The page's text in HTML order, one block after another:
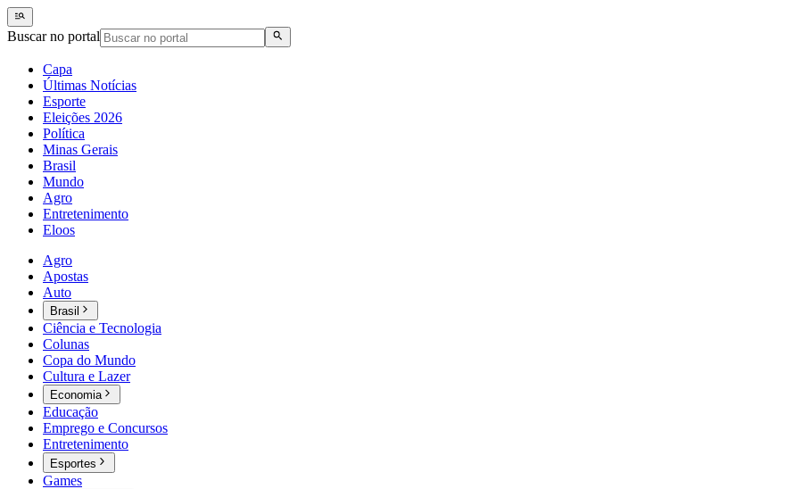
Buscar no portal
Capa
Últimas Notícias
Esporte
Eleições 2026
Política
Minas Gerais
Brasil
Mundo
Agro
Entretenimento
Eloos
Agro
Apostas
Auto
Brasil
Ciência e Tecnologia
Colunas
Copa do Mundo
Cultura e Lazer
Economia
Educação
Emprego e Concursos
Entretenimento
Esportes
Games